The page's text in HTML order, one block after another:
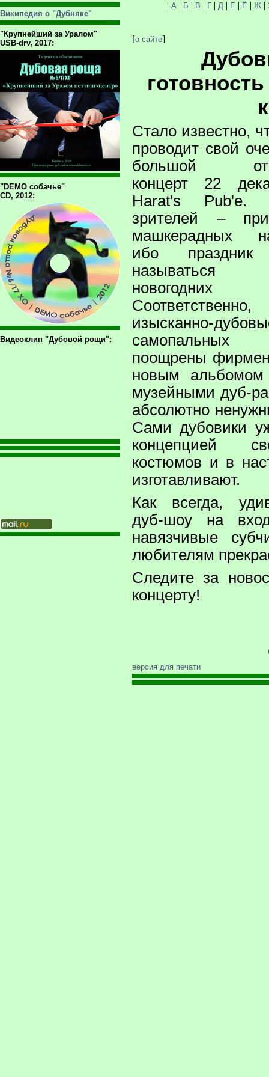
Википедия о "Дубняке"
"Крупнейший за Уралом"
USB-drv, 2017:
"DEMO собачье"
CD, 2012:
Видеоклип "Дубовой рощи":
| А | Б | В | Г| Д | Е | Ё | Ж|
[о сайте]
Стало известно,
проводит свой
большой
концерт 22
Harat's Pub'е.
зрителей –
машкерадных
ибо праздник
называться
изысканно-
самопальных
поощрены
новым
музейными дуб-
абсолютно
Сами дубовики
концепцией
костюмов и в
изготавливают.
Как всегда,
дуб-шоу на
навязчивые
любителям
Следите за
концерту!
версия для печати